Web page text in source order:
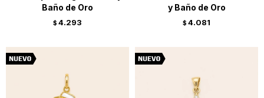
Baño de Oro
$ 4.293
y Baño de Oro
$ 4.081